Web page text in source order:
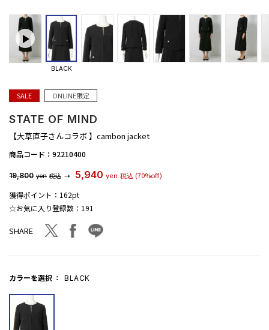
BLACK
SALE ONLINE限定
STATE OF MIND
【大草直子さんコラボ 】cambon jacket
商品コード： 92210400
19,800 yen 税込 → 5,940 yen 税込 (70%off)
獲得ポイント： 162pt
☆お気に入り登録数： 191
SHARE twitterfacebookline
カラーを選択 BLACK